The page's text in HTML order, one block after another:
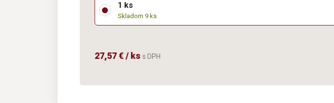
1 ks
Skladom 9 ks
27,57 € / ks s DPH